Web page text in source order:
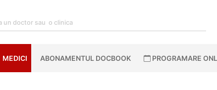
MEDICI ABONAMENTUL DOCBOOK PROGRAMARE